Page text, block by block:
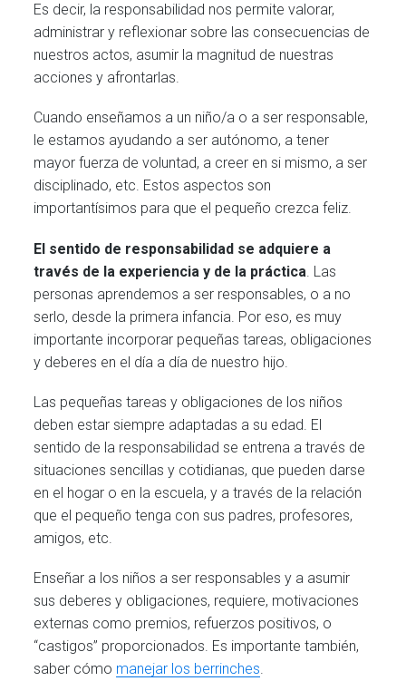
Es decir, la responsabilidad nos permite valorar,
administrar y reflexionar sobre las consecuencias de
nuestros actos, asumir la magnitud de nuestras
acciones y afrontarlas.
Cuando enseñamos a un niño/a o a ser responsable,
le estamos ayudando a ser autónomo, a tener
mayor fuerza de voluntad, a creer en si mismo, a ser
disciplinado, etc. Estos aspectos son
importantísimos para que el pequeño crezca feliz.
El sentido de responsabilidad se adquiere a
través de la experiencia y de la práctica . Las
personas aprendemos a ser responsables, o a no
serlo, desde la primera infancia. Por eso, es muy
importante incorporar pequeñas tareas, obligaciones
y deberes en el día a día de nuestro hijo.
Las pequeñas tareas y obligaciones de los niños
deben estar siempre adaptadas a su edad. El
sentido de la responsabilidad se entrena a través de
situaciones sencillas y cotidianas, que pueden darse
en el hogar o en la escuela, y a través de la relación
que el pequeño tenga con sus padres, profesores,
amigos, etc.
Enseñar a los niños a ser responsables y a asumir
sus deberes y obligaciones, requiere, motivaciones
externas como premios, refuerzos positivos, o
“castigos” proporcionados. Es importante también,
saber cómo manejar los berrinches.